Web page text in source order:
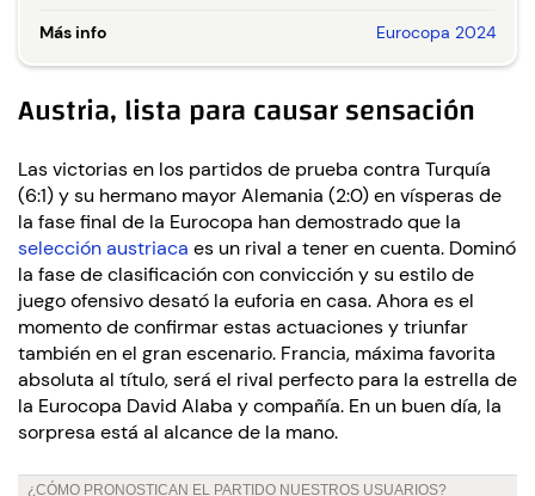
Más info Eurocopa 2024
Austria, lista para causar sensación
Las victorias en los partidos de prueba contra Turquía
(6:1) y su hermano mayor Alemania (2:0) en vísperas de
la fase final de la Eurocopa han demostrado que la
selección austriaca es un rival a tener en cuenta. Dominó
la fase de clasificación con convicción y su estilo de
juego ofensivo desató la euforia en casa. Ahora es el
momento de confirmar estas actuaciones y triunfar
también en el gran escenario. Francia, máxima favorita
absoluta al título, será el rival perfecto para la estrella de
la Eurocopa David Alaba y compañía. En un buen día, la
sorpresa está al alcance de la mano.